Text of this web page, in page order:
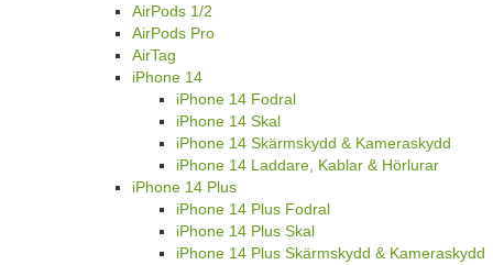
AirPods 1/2
AirPods Pro
AirTag
iPhone 14
iPhone 14 Fodral
iPhone 14 Skal
iPhone 14 Skärmskydd & Kameraskydd
iPhone 14 Laddare, Kablar & Hörlurar
iPhone 14 Plus
iPhone 14 Plus Fodral
iPhone 14 Plus Skal
iPhone 14 Plus Skärmskydd & Kameraskydd